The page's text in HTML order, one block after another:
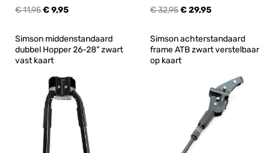
€ 11,95€ 9,95 € 32,95€ 29,95
Simson middenstandaard
dubbel Hopper 26-28" zwart
vast kaart
Simson achterstandaard
frame ATB zwart verstelbaar
op kaart